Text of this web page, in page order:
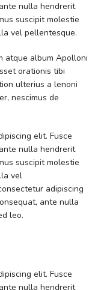
nulla hendrerit
suscipit molestie
vel pellentesque.
atque album Apolloni
orationis tibi
ulterius a lenoni
nescimus de
elit. Fusce
nulla hendrerit
suscipit molestie
vel
adipiscing
ante nulla
leo.
elit. Fusce
nulla hendrerit